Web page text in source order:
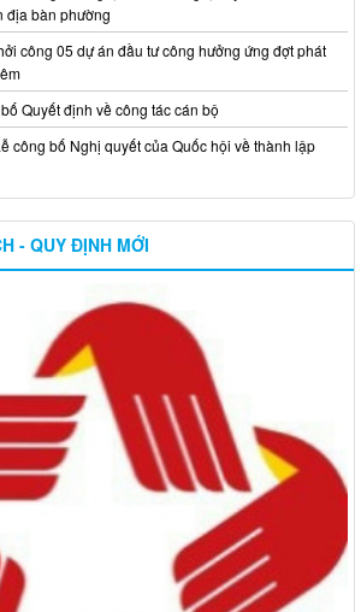
địa bàn phường
công 05 dự án đầu tư công hưởng ứng đợt phát
Quyết định về công tác cán bộ
công bố Nghị quyết của Quốc hội về thành lập
- QUY ĐỊNH MỚI